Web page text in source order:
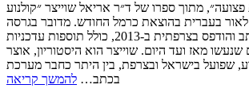
מתוך ספרו של ד״ר אריאל שוייצר ״קולנוע
בעברית בהוצאת כרמל החודש. מדובר בגרסה
משודרגת לספר שנכתב והודפס בצרפתית ב-2013, כולל תוספות עדכניות
מאז ועד היום. שוייצר הוא היסטוריון, אוצר
שפועל בישראל ובצרפת, בין היתר כחבר מערכת
בכתב… להמשך קריאה